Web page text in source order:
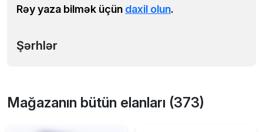
Rəy yaza bilmək üçün daxil olun.
Şərhlər
Mağazanın bütün elanları (373)